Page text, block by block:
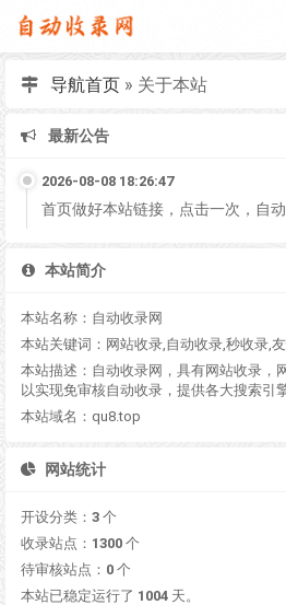
导航首页» 关于本站
最新公告
2026-08-08 18:26:47
首页做好本站链接，点击一次，自
本站简介
本站名称：自动收录网
本站关键词：网站收录,自动收录,秒收录,
本站描述：自动收录网，具有网站收录，
以实现免审核自动收录，提供各大搜索引
本站域名：qu8.top
网站统计
开设分类： 3 个
收录站点： 1300 个
待审核站点： 0 个
本站已稳定运行了 1004 天。